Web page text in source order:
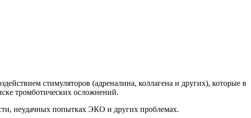
стимуляторов (адреналина, коллагена и других), которые в
тромботических осложнений.
неудачных попытках ЭКО и других проблемах.